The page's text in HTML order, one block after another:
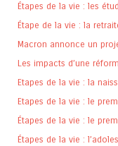
Étapes de la vie : les
Étape de la vie : la
Macron annonce un
Les impacts d’une
Etapes de la vie : la
Etapes de la vie : le
Étapes de la vie : le
Étapes de la vie :